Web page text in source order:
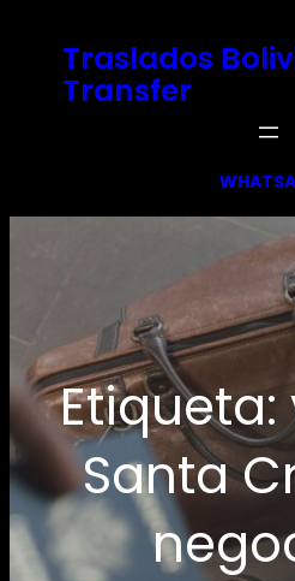
contenido
Traslados
Transfer
Etiqueta:
Santa